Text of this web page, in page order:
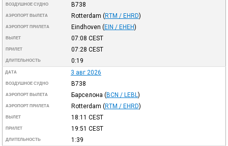
ВОЗДУШНОЕ СУДНО B738
АЭРОПОРТ ВЫЛЕТА Rotterdam (RTM / EHRD)
АЭРОПОРТ ПРИЛЕТА Eindhoven (EIN / EHEH)
ВЫЛЕТ 07:08 CEST
ПРИЛЕТ 07:28 CEST
ДЛИТЕЛЬНОСТЬ 0:19
ДАТА 3 авг 2026
ВОЗДУШНОЕ СУДНО B738
АЭРОПОРТ ВЫЛЕТА Барселона (BCN / LEBL )
АЭРОПОРТ ПРИЛЕТА Rotterdam (RTM / EHRD)
ВЫЛЕТ 18:11 CEST
ПРИЛЕТ 19:51 CEST
ДЛИТЕЛЬНОСТЬ 1:39